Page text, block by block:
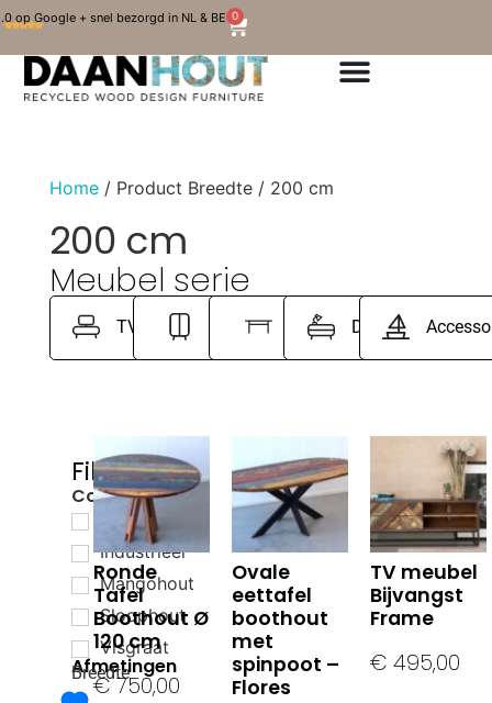
op Google + snel bezorgd in NL & BE 0
Home/ Product Breedte / 200 cm
200 cm
Meubel serie
TV Meubels Kasten Tafels Dressoirs
Filter
Collectie
Boothout
Industrieel
Mangohout
Sloophout
Visgraat
Afmetingen
Breedte
Ronde
Tafel
Boothout Ø
120 cm
€750,00
Ovale
eettafel
boothout
met
spinpoot –
Flores
TV meubel
Bijvangst
Frame
€ 495,00